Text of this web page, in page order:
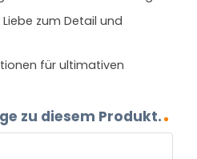
zum Detail und
für ultimativen
zu diesem Produkt.